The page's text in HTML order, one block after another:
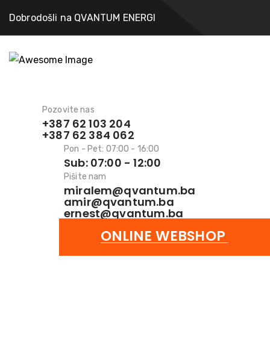
Dobrodošli na QVANTUM ENERGI
Pozovite nas
+387 62 103 204
+387 62 384 062
Pon - Pet: 07:00 - 16:00
Sub: 07:00 - 12:00
Pišite nam
miralem@qvantum.ba
amir@qvantum.ba
ernest@qvantum.ba
ONLINE WEBSHOP